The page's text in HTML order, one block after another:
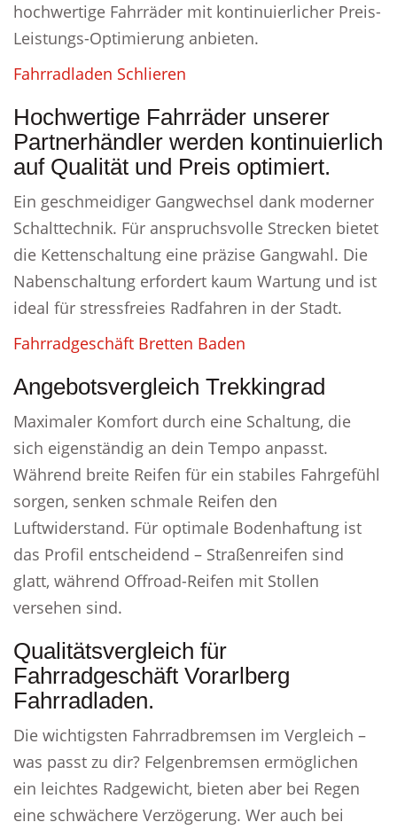
hochwertige Fahrräder mit kontinuierlicher Preis-
Leistungs-Optimierung anbieten.
Fahrradladen Schlieren
Hochwertige Fahrräder unserer
Partnerhändler werden kontinuierlich
auf Qualität und Preis optimiert.
Ein geschmeidiger Gangwechsel dank moderner
Schalttechnik. Für anspruchsvolle Strecken bietet
die Kettenschaltung eine präzise Gangwahl. Die
Nabenschaltung erfordert kaum Wartung und ist
ideal für stressfreies Radfahren in der Stadt.
Fahrradgeschäft Bretten Baden
Angebotsvergleich Trekkingrad
Maximaler Komfort durch eine Schaltung, die
sich eigenständig an dein Tempo anpasst.
Während breite Reifen für ein stabiles Fahrgefühl
sorgen, senken schmale Reifen den
Luftwiderstand. Für optimale Bodenhaftung ist
das Profil entscheidend – Straßenreifen sind
glatt, während Offroad-Reifen mit Stollen
versehen sind.
Qualitätsvergleich für
Fahrradgeschäft Vorarlberg
Fahrradladen.
Die wichtigsten Fahrradbremsen im Vergleich –
was passt zu dir? Felgenbremsen ermöglichen
ein leichtes Radgewicht, bieten aber bei Regen
eine schwächere Verzögerung. Wer auch bei